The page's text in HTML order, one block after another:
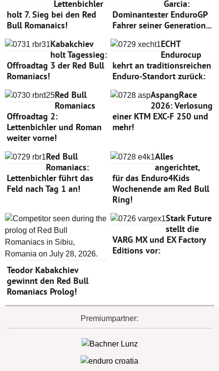
Lettenbichler
holt 7. Sieg bei den Red
Bull Romanaics!
Garcia:
Dominantester EnduroGP
Fahrer seiner Generation...
Kabakchiev
holt Tagessieg:
Offroadtag 3 der Red Bull
Romaniacs!
ECHT
Endurocup
kehrt an traditionsreichen
Enduro-Standort zurück:
Red Bull
Romaniacs
Offroadtag 2:
Lettenbichler und Roman
weiter vorne!
AspangRace
2026: Verlosung
einer KTM EXC-F 250 und
mehr!
Red Bull
Romaniacs:
Lettenbichler führt das
Feld nach Tag 1 an!
Alles
angerichtet,
für das Enduro4Kids
Wochenende am Red Bull
Ring!
Teodor Kabakchiev
gewinnt den Red Bull
Romaniacs Prolog!
Stark Future
stellt die
VARG MX und EX Factory
Editions vor:
Premiumpartner: